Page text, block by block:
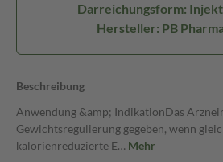
Darreichungsform:
Hersteller: PB
Beschreibung
Anwendung &amp; IndikationDas
Gewichtsregulierung gegeben, wenn
kalorienreduzierte E… Mehr